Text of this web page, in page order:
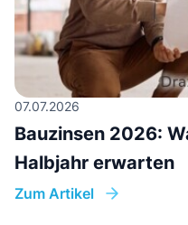
07.07.2026
Bauzinsen 2026:
Halbjahr erwarten
Zum Artikel